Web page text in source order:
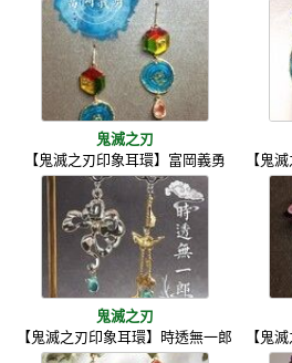
鬼滅之刃
【鬼滅之刃印象耳環】富岡義勇
【鬼
鬼滅之刃
【鬼滅之刃印象耳環】時透無一郎
【鬼